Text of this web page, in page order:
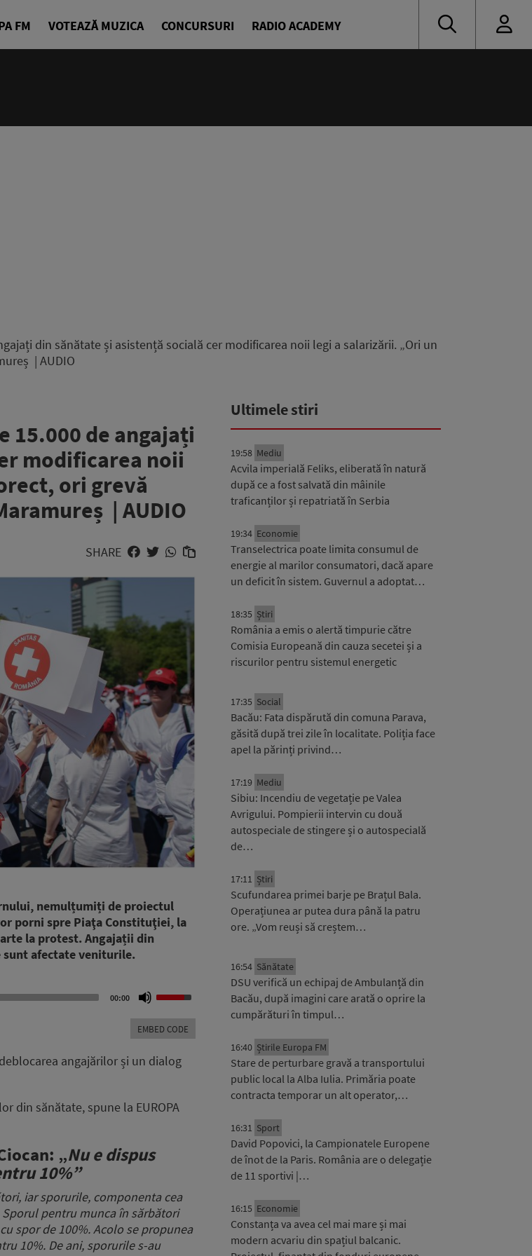
FM VOTEAZĂ MUZICA CONCURSURI RADIO ACADEMY
din sănătate și asistență socială cer modificarea noii legi a salarizării. „Ori un
| AUDIO
15.000 de angajați
modificarea noii
ori grevă
| AUDIO
SHARE
nemulțumiți de proiectul
porni spre Piaţa Constituţiei, la
la protest. Angajații din
sunt afectate veniturile.
00:00
Up/Down
keys
increase
volume.
EMBED CODE
angajărilor și un dialog
din sănătate, spune la EUROPA
„Nu e dispus
10%”
iar sporurile, componenta cea
Sporul pentru munca în sărbători
spor de 100%. Acolo se propunea
10%. De ani, sporurile s-au
Ultimele stiri
19:58 Mediu
Acvila imperială Feliks, eliberată în natură
după ce a fost salvată din mâinile
traficanților și repatriată în Serbia
19:34 Economie
Transelectrica poate limita consumul de
energie al marilor consumatori, dacă apare
un deficit în sistem. Guvernul a adoptat…
18:35 Știri
România a emis o alertă timpurie către
Comisia Europeană din cauza secetei și a
riscurilor pentru sistemul energetic
17:35 Social
Bacău: Fata dispărută din comuna Parava,
găsită după trei zile în localitate. Poliția face
apel la părinți privind…
17:19 Mediu
Sibiu: Incendiu de vegetație pe Valea
Avrigului. Pompierii intervin cu două
autospeciale de stingere și o autospecială
de…
17:11 Știri
Scufundarea primei barje pe Brațul Bala.
Operațiunea ar putea dura până la patru
ore. „Vom reuși să creștem…
16:54 Sănătate
DSU verifică un echipaj de Ambulanță din
Bacău, după imagini care arată o oprire la
cumpărături în timpul…
16:40 Știrile Europa FM
Stare de perturbare gravă a transportului
public local la Alba Iulia. Primăria poate
contracta temporar un alt operator,…
16:31 Sport
David Popovici, la Campionatele Europene
de înot de la Paris. România are o delegație
de 11 sportivi |…
16:15 Economie
Constanța va avea cel mai mare și mai
modern acvariu din spațiul balcanic.